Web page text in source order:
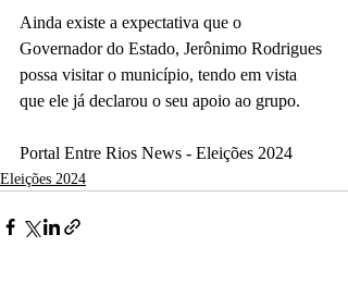
Ainda existe a expectativa que o
Governador do Estado, Jerônimo Rodrigues
possa visitar o município, tendo em vista
que ele já declarou o seu apoio ao grupo.
Portal Entre Rios News - Eleições 2024
Eleições 2024